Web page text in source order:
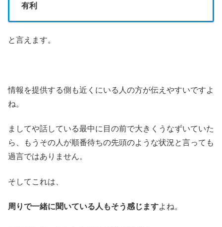
有利
と言えます。
情報を提供する側も近くにいる人の方が伝えやすいですよ
ね。
ましてや話している最中に目の前で大きくうなずいていた
ら、もうその人が順番待ちの先頭のような状況と言っても
過言ではありません。
そしてこれは、
周りで一緒に聞いている人もそう感じますよね。